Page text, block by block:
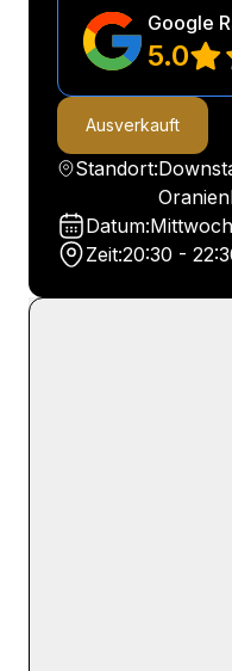
Google
5.0
Ausverkauft
Standort:
Datum:Mittwoch
Zeit:20:30 -